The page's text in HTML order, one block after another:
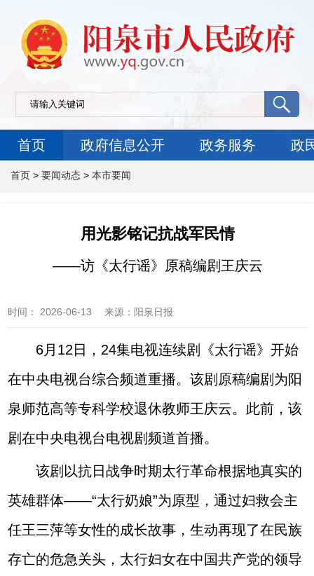
首页 政府信息公开 政务服务 政
首页 > 要闻动态 > 本市要闻
用光影铭记抗战军民情
——访《太行谣》原稿编剧王庆云
时间： 2026-06-13 来源 ：阳泉日报
6月12日，24集电视连续剧《太行谣》开始
在中央电视台综合频道重播。该剧原稿编剧为阳
泉师范高等专科学校退休教师王庆云。此前，该
剧在中央电视台电视剧频道首播。
该剧以抗日战争时期太行革命根据地真实的
英雄群体——“太行奶娘”为原型，通过妇救会主
任王三萍等女性的成长故事，生动再现了在民族
存亡的危急关头，太行妇女在中国共产党的领导